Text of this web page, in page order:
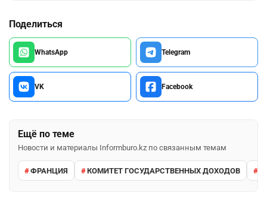
Поделиться
WhatsApp Telegram
VK Facebook
Ещё по теме
Новости и материалы Informburo.kz по связанным темам
ФРАНЦИЯ КОМИТЕТ ГОСУДАРСТВЕННЫХ ДОХОДОВ